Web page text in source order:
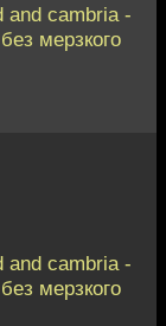
and cambria -
мерзкого
and cambria -
мерзкого